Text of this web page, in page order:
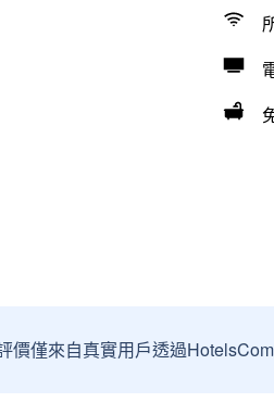
價僅來自真實用戶透過